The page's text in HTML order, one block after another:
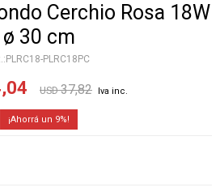
Cerchio Rosa 18W
ø 30 cm
PLRC18-PLRC18PC
USD 37,82
9